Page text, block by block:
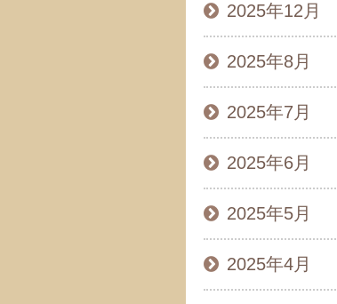
2025年12月
2025年8月
2025年7月
2025年6月
2025年5月
2025年4月